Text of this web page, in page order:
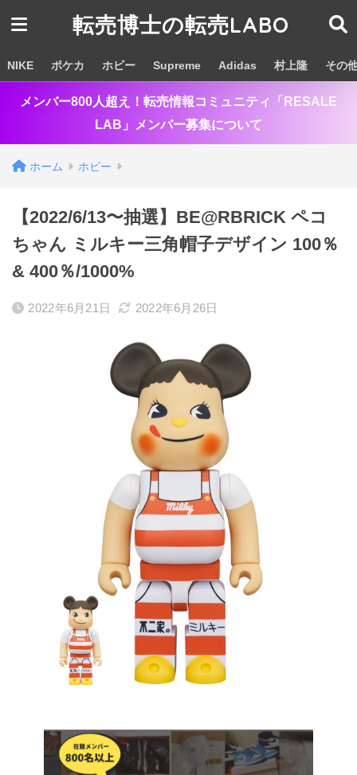
転売博士の転売LABO
NIKE ポケカ ホビー Supreme Adidas 村上隆 その
メンバー800人超え！転売情報コミュニティ「RESALE
LAB」メンバー募集について
ホーム ホビー
【2022/6/13〜抽選】BE@RBRICK ペコ
ちゃん ミルキー三角帽子デザイン 100％
& 400％/1000%
2022年6月21日 2022年6月26日